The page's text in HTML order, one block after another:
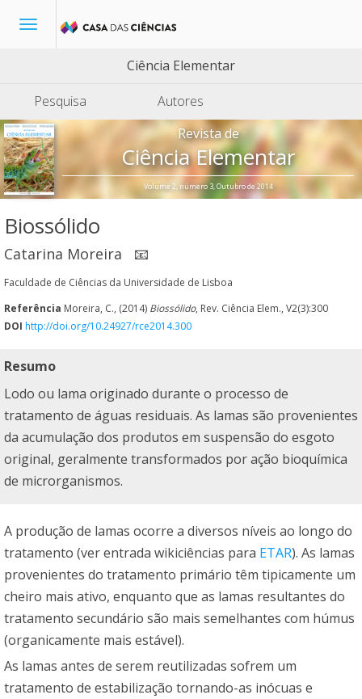
Toggle
Ciência Elementar
Pesquisa
Autores
Revista de
Ciência Elementar
Volume 2, número 3, Outubro de 2014
Biossólido
Catarina Moreira 📧
Faculdade de Ciências da Universidade de Lisboa
Referência Moreira, C., (2014) Biossólido, Rev. Ciência Elem., V2(3):300
DOI http://doi.org/10.24927/rce2014.300
Resumo
Lodo ou lama originado durante o processo de
tratamento de águas residuais. As lamas são provenientes
da acumulação dos produtos em suspensão do esgoto
original, geralmente transformados por ação bioquímica
de microrganismos.
A produção de lamas ocorre a diversos níveis ao longo do
tratamento (ver entrada wikiciências para ETAR). As lamas
provenientes do tratamento primário têm tipicamente um
cheiro mais ativo, enquanto que as lamas resultantes do
tratamento secundário são mais semelhantes com húmus
(organicamente mais estável).
As lamas antes de serem reutilizadas sofrem um
tratamento de estabilização tornando-as inócuas e